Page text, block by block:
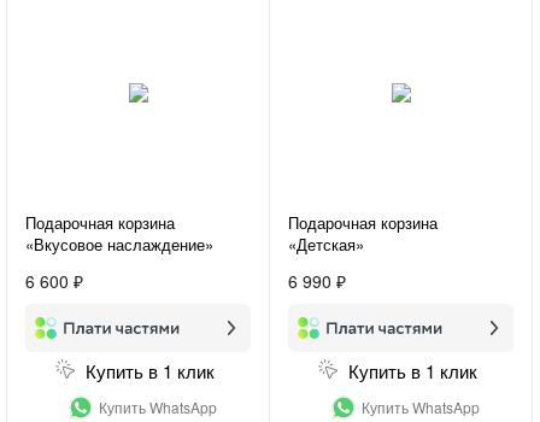
Подарочная корзина
«Вкусовое наслаждение»
6 600 ₽
Купить в 1 клик
Купить WhatsApp
Подарочная корзина
«Детская»
6 990 ₽
Купить в 1 клик
Купить WhatsApp